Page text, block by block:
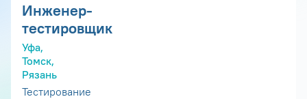
Инженер-
тестировщик
Уфа,
Томск,
Рязань
Тестирование